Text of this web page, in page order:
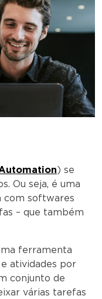
) se
Ou seja, é uma
com softwares
– que também
ferramenta
atividades por
conjunto de
várias tarefas